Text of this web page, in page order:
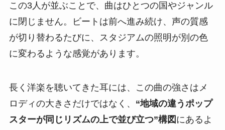
この3人が並ぶことで、曲はひとつの国やジャンル
に閉じません。ビートは前へ進み続け、声の質感
が切り替わるたびに、スタジアムの照明が別の色
に変わるような感覚があります。
長く洋楽を聴いてきた耳には、この曲の強さはメ
ロディの大きさだけではなく、 “地域の違うポップ
スターが同じリズムの上で並び立つ”構図 にあるよ